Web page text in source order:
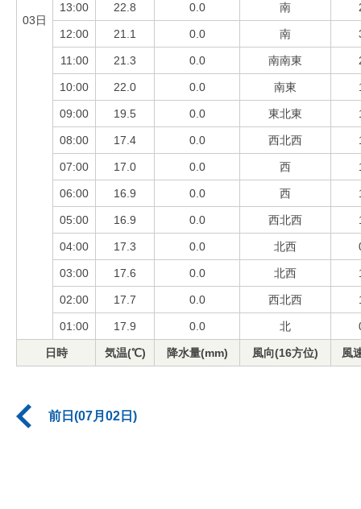
03日
13:00 22.8 0.0 南
12:00 21.1 0.0 南
11:00 21.3 0.0 南南東
10:00 22.0 0.0 南東
09:00 19.5 0.0 東北東
08:00 17.4 0.0 西北西
07:00 17.0 0.0 西
06:00 16.9 0.0 西
05:00 16.9 0.0 西北西
04:00 17.3 0.0 北西
03:00 17.6 0.0 北西
02:00 17.7 0.0 西北西
01:00 17.9 0.0 北
日時 気温(℃) 降水量(mm) 風向(16方位) 風
前日(07月02日)